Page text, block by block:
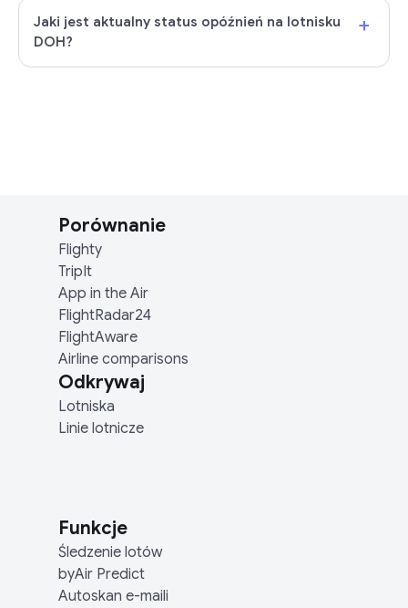
Jaki jest aktualny status opóźnień na lotnisku
DOH?
+
Porównanie
Flighty
TripIt
App in the Air
FlightRadar24
FlightAware
Airline comparisons
Odkrywaj
Lotniska
Linie lotnicze
Funkcje
Śledzenie lotów
byAir Predict
Autoskan e-maili